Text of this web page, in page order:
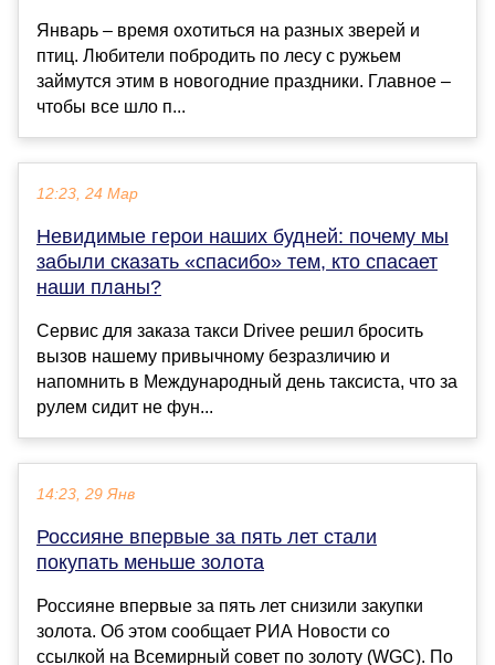
Январь – время охотиться на разных зверей и
птиц. Любители побродить по лесу с ружьем
займутся этим в новогодние праздники. Главное –
чтобы все шло п...
12:23, 24 Мар
Невидимые герои наших будней: почему мы
забыли сказать «спасибо» тем, кто спасает
наши планы?
Сервис для заказа такси Drivee решил бросить
вызов нашему привычному безразличию и
напомнить в Международный день таксиста, что за
рулем сидит не фун...
14:23, 29 Янв
Россияне впервые за пять лет стали
покупать меньше золота
Россияне впервые за пять лет снизили закупки
золота. Об этом сообщает РИА Новости со
ссылкой на Всемирный совет по золоту (WGC). По